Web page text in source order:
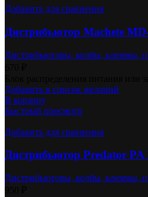
Добавить для сравнения
Дистрибьютор Machete
Дистрибьюторы, колбы, клеммы,
Добавить в список желаний
В корзину
Быстрый просмотр
Добавить для сравнения
Дистрибьютор Predator PA
Дистрибьюторы, колбы, клеммы,